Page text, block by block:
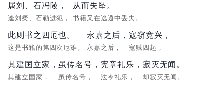
属刘、石冯陵，
逢刘粲、石勒进犯，
从而失坠。
书籍又在逃遁中丢失。
此则书之四厄也。
这是书籍的第四次厄难。
永嘉之后，
永嘉之后，
寇窃竞兴，
寇贼四起，
其建国立家，
其建立国家，
虽传名号，
虽传名号，
宪章礼乐，
法令礼乐，
寂灭无闻。
却寂灭无闻。